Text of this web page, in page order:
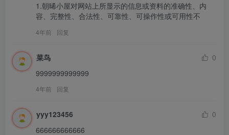
1.朝晞小屋对网站上所显示的信息或资料的准确性、内
容、完整性、合法性、可靠性、可操作性或可用性不
4年前 回复
菜鸟
0
9999999999999
4年前 回复
yyy123456
0
666666666666